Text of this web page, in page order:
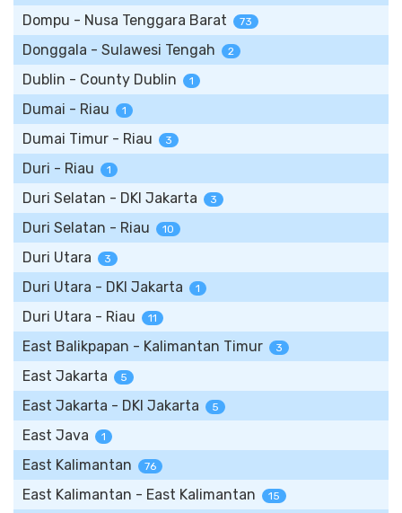
Dompu - Nusa Tenggara Barat 73
Donggala - Sulawesi Tengah 2
Dublin - County Dublin 1
Dumai - Riau 1
Dumai Timur - Riau 3
Duri - Riau 1
Duri Selatan - DKI Jakarta 3
Duri Selatan - Riau 10
Duri Utara 3
Duri Utara - DKI Jakarta 1
Duri Utara - Riau 11
East Balikpapan - Kalimantan Timur 3
East Jakarta 5
East Jakarta - DKI Jakarta 5
East Java 1
East Kalimantan 76
East Kalimantan - East Kalimantan 15